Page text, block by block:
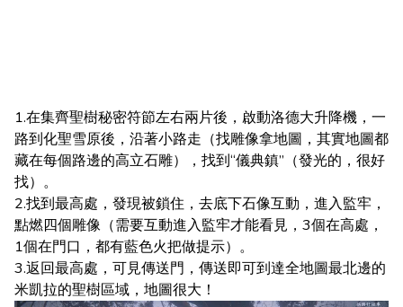
1.在集齊聖樹秘密符節左右兩片後，啟動洛德大升降機，一
路到化聖雪原後，沿著小路走（找雕像拿地圖，其實地圖都
藏在每個路邊的高立石雕），找到“儀典鎮”（發光的，很好
找）。
2.找到最高處，發現被鎖住，去底下石像互動，進入監牢，
點燃四個雕像（需要互動進入監牢才能看見，3個在高處，
1個在門口，都有藍色火把做提示）。
3.返回最高處，可見傳送門，傳送即可到達全地圖最北邊的
米凱拉的聖樹區域，地圖很大！